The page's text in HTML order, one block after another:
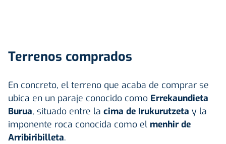
Terrenos comprados
En concreto, el terreno que acaba de comprar se
ubica en un paraje conocido como Errekaundieta
Burua, situado entre la cima de Irukurutzeta y la
imponente roca conocida como el menhir de
Arribiribilleta.